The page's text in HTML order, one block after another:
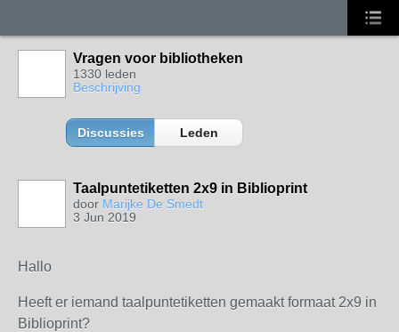
Vragen voor bibliotheken
1330 leden
Beschrijving
Discussies Leden
Taalpuntetiketten 2x9 in Biblioprint
door Marijke De Smedt
3 Jun 2019
Hallo
Heeft er iemand taalpuntetiketten gemaakt formaat 2x9 in
Biblioprint?